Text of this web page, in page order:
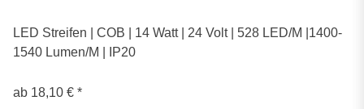
LED Streifen | COB | 14 Watt | 24 Volt | 528 LED/M |1400-
1540 Lumen/M | IP20
ab 18,10 € *